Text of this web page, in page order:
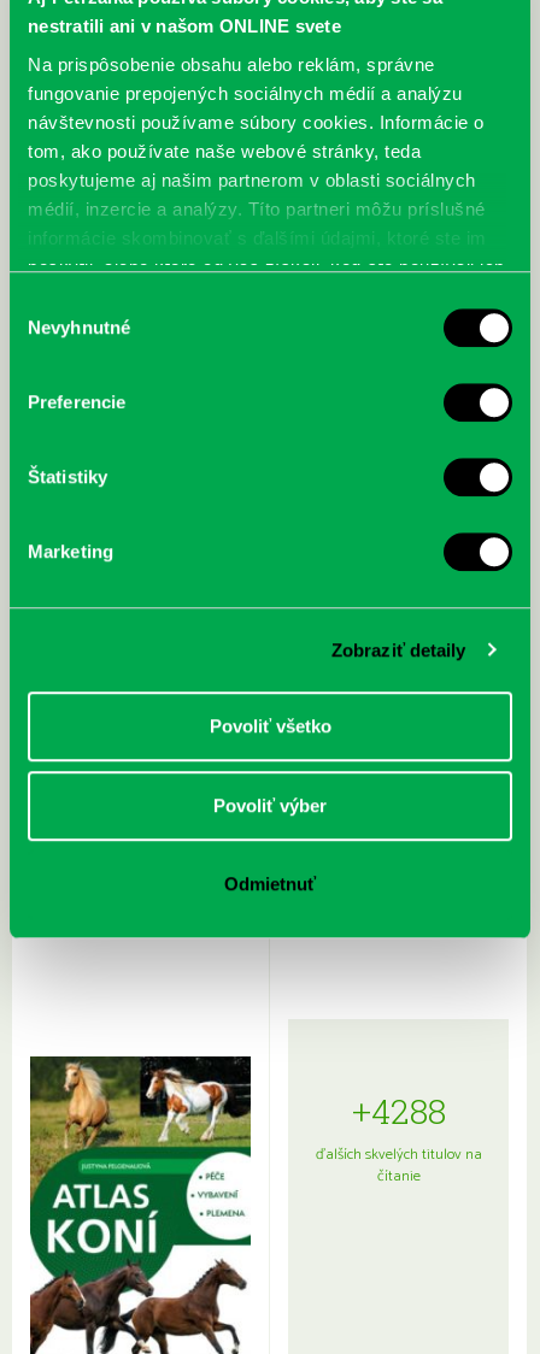
nestratili ani v našom ONLINE svete
Na prispôsobenie obsahu alebo reklám, správne
fungovanie prepojených sociálnych médií a analýzu
návštevnosti používame súbory cookies. Informácie o
tom, ako používate naše webové stránky, teda
poskytujeme aj našim partnerom v oblasti sociálnych
médií, inzercie a analýzy. Títo partneri môžu príslušné
informácie skombinovať s ďalšími údajmi, ktoré ste im
poskytli, alebo ktoré od vás získali, keď ste používali ich
súhlasu
Nevyhnutné
Preferencie
Štatistiky
Marketing
Zobraziť detaily
Povoliť všetko
Povoliť výber
Odmietnuť
cyklistu modernej doby:
Rudź, Przemyslaw: Atlas hviezd:
Sprievodca po hviezdnej oblohe
Hardy, Paula: Japonsko na tanieri:
kompletný sprievodca
+4288
ďalších skvelých titulov na
čítanie